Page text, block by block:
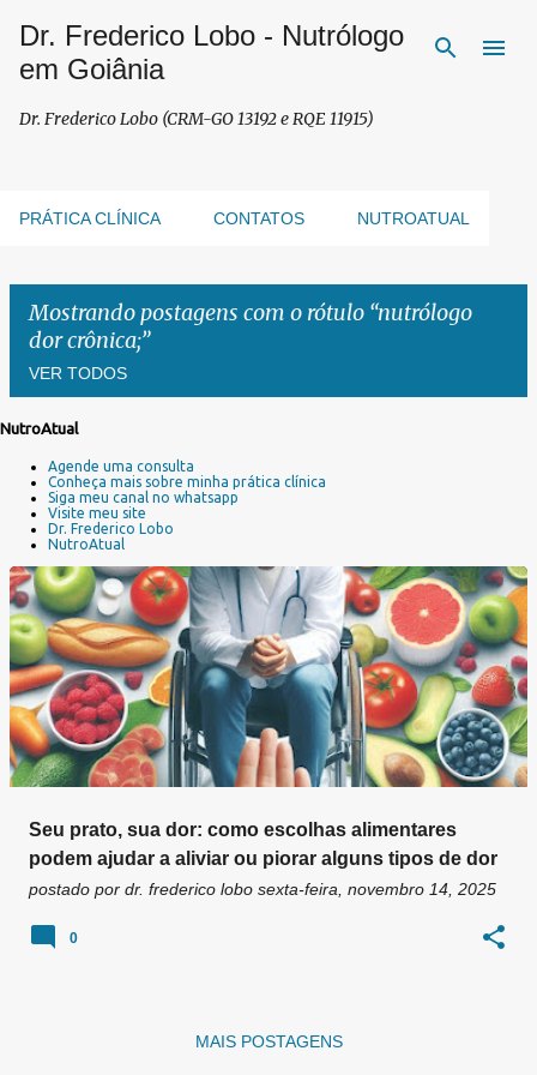
Pular para o conteúdo principal
Dr. Frederico Lobo - Nutrólogo
em Goiânia
Dr. Frederico Lobo (CRM-GO 13192 e RQE 11915)
PRÁTICA CLÍNICA CONTATOS NUTROATUAL
Mostrando postagens com o rótulo nutrólogo
dor crônica;
VER TODOS
g
e
n
NutroAtual
Agende uma consulta
Conheça mais sobre minha prática clínica
Siga meu canal no whatsapp
Visite meu site
Dr. Frederico Lobo
NutroAtual
Seu prato, sua dor: como escolhas alimentares
podem ajudar a aliviar ou piorar alguns tipos de dor
postado por dr. frederico lobo sexta-feira, novembro 14, 2025
0
MAIS POSTAGENS